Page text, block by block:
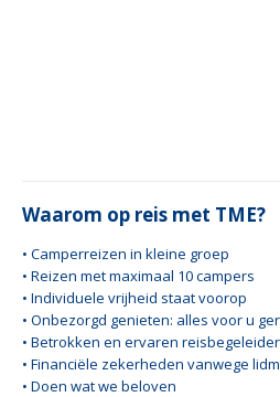
Waarom op reis met TME?
• Camperreizen in kleine groep
• Reizen met maximaal 10 campers
• Individuele vrijheid staat voorop
• Onbezorgd genieten: alles voor u
• Betrokken en ervaren
• Financiële zekerheden vanwege
• Doen wat we beloven